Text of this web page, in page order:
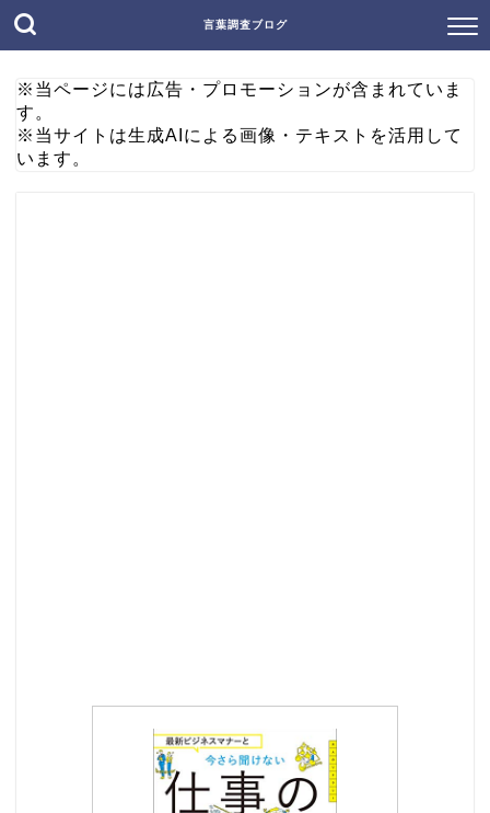
言葉調査ブログ
※当ページには広告・プロモーションが含まれていま
す。
※当サイトは生成AIによる画像・テキストを活用して
います。